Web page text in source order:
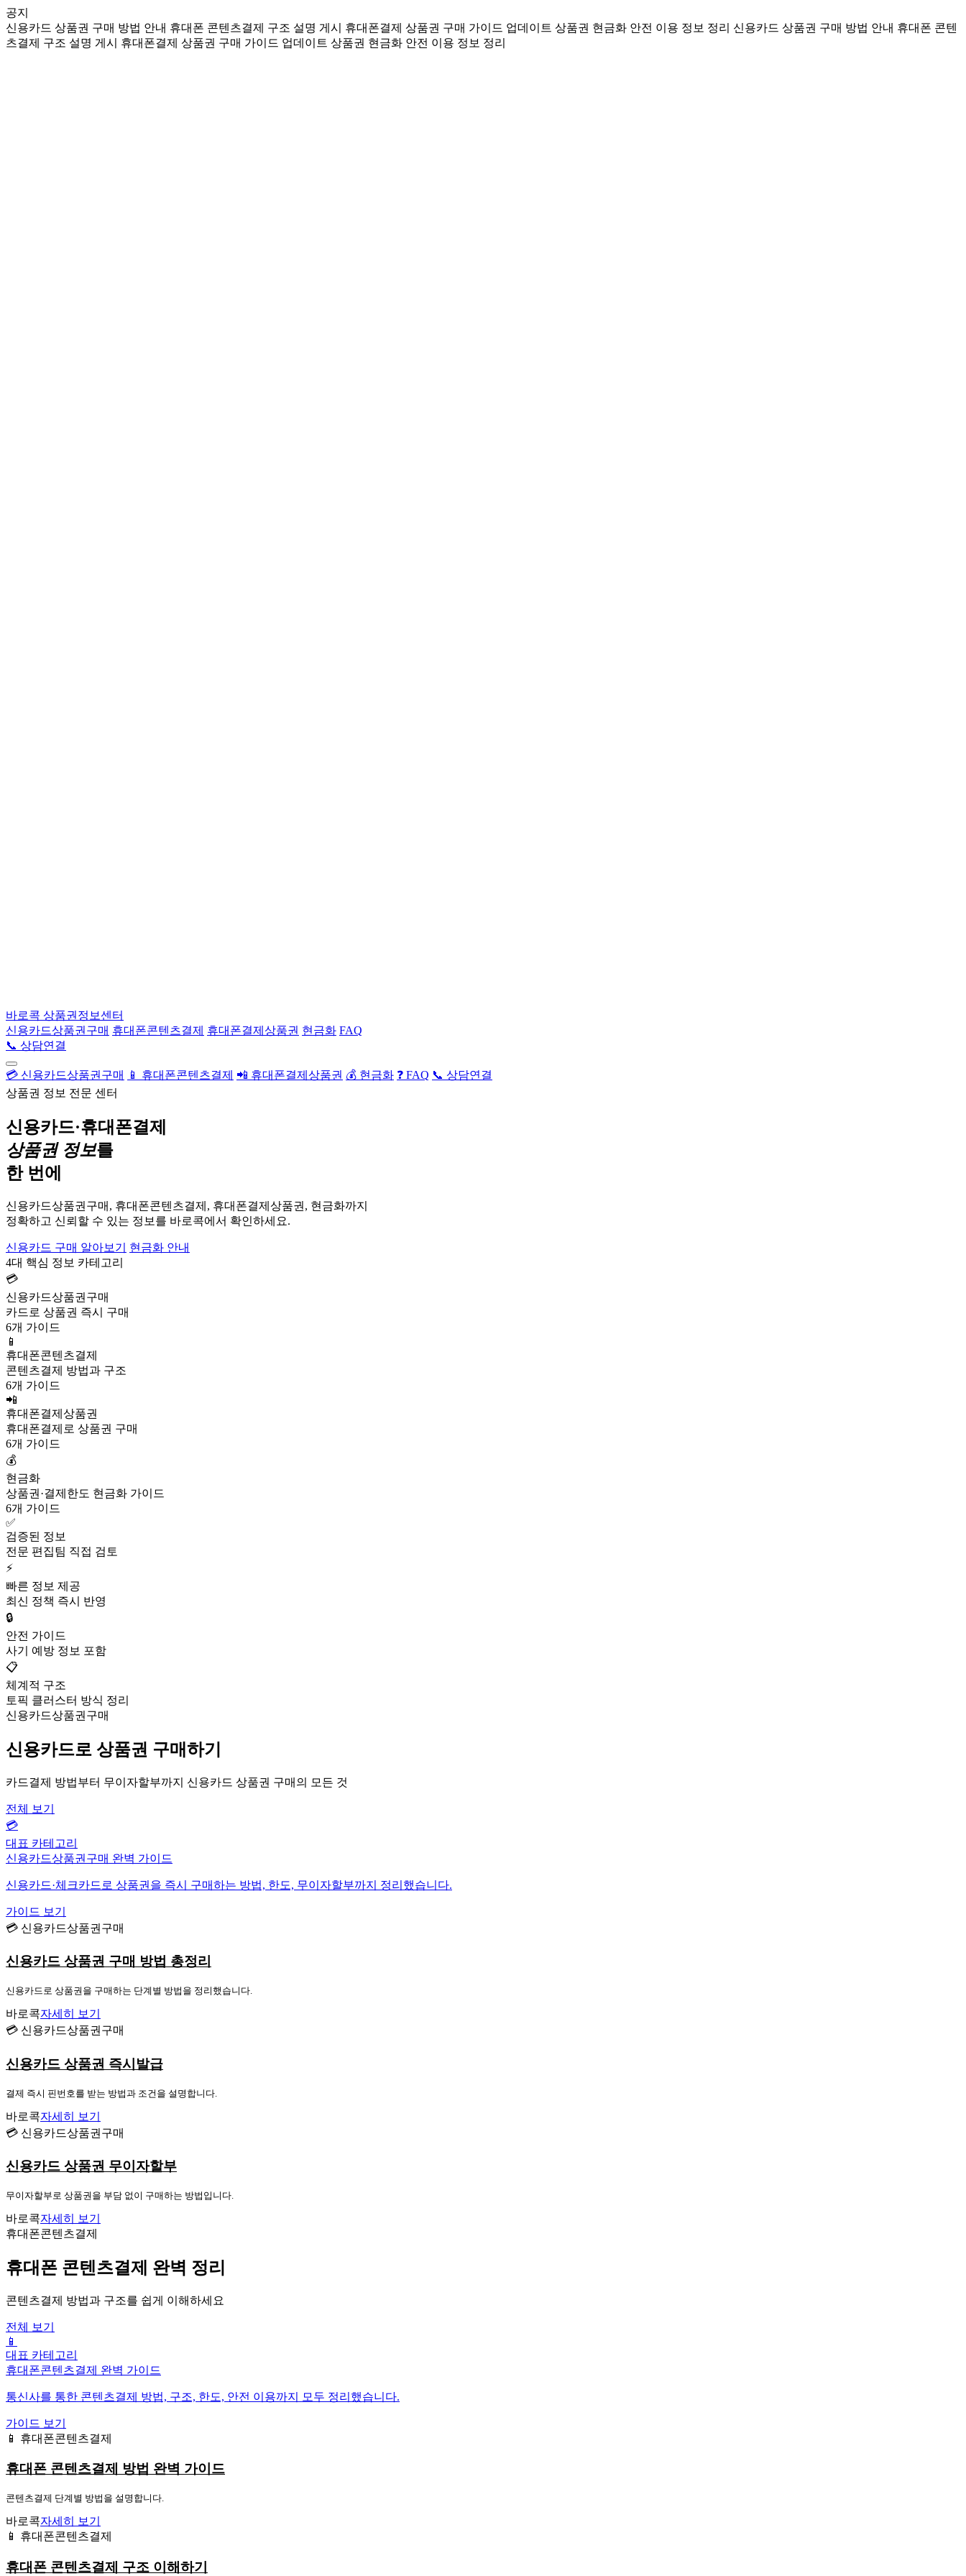
공지
신용카드 상품권 구매 방법 안내 휴대폰 콘텐츠결제 구조 설명 게시 휴대폰결제 상품권 구매 가이드 업데이트 상품권 현금화 안전 이용 정보 정리 신용카드 상품권 구매 방법 안내 휴대폰 콘텐
츠결제 구조 설명 게시
휴대폰결제 상품권 구매 가이드 업데이트 상품권 현금화 안전 이용 정보 정리
바로콕 상품권정보센터
신용카드상품권구매 휴대폰콘텐츠결제 휴대폰결제상품권 현금화 FAQ
📞 상담연결
💳 신용카드상품권구매 📱 휴대폰콘텐츠결제 📲 휴대폰결제상품권 💰 현금화 ❓ FAQ 📞 상담연결
상품권 정보 전문 센터
신용카드·휴대폰결제
상품권 정보를
한 번에
신용카드상품권구매, 휴대폰콘텐츠결제, 휴대폰결제상품권, 현금화까지
정확하고 신뢰할 수 있는 정보를 바로콕에서 확인하세요.
신용카드 구매 알아보기
현금화 안내
4대 핵심 정보 카테고리
💳
신용카드상품권구매
카드로 상품권 즉시 구매
6개 가이드
📱
휴대폰콘텐츠결제
콘텐츠결제 방법과 구조
6개 가이드
📲
휴대폰결제상품권
휴대폰결제로 상품권 구매
6개 가이드
💰
현금화
상품권·결제한도 현금화 가이드
6개 가이드
✅
검증된 정보
전문 편집팀 직접 검토
⚡
빠른 정보 제공
최신 정책 즉시 반영
🔒
안전 가이드
사기 예방 정보 포함
📋
체계적 구조
토픽 클러스터 방식 정리
신용카드상품권구매
신용카드로 상품권 구매하기
카드결제 방법부터 무이자할부까지 신용카드 상품권 구매의 모든 것
전체 보기
💳
대표 카테고리
신용카드상품권구매 완벽 가이드
신용카드·체크카드로 상품권을 즉시 구매하는 방법, 한도, 무이자할부까지 정리했습니다.
가이드 보기
💳 신용카드상품권구매
신용카드 상품권 구매 방법 총정리
신용카드로 상품권을 구매하는 단계별 방법을 정리했습니다.
바로콕자세히 보기
💳 신용카드상품권구매
신용카드 상품권 즉시발급
결제 즉시 핀번호를 받는 방법과 조건을 설명합니다.
바로콕자세히 보기
💳 신용카드상품권구매
신용카드 상품권 무이자할부
무이자할부로 상품권을 부담 없이 구매하는 방법입니다.
바로콕자세히 보기
휴대폰콘텐츠결제
휴대폰 콘텐츠결제 완벽 정리
콘텐츠결제 방법과 구조를 쉽게 이해하세요
전체 보기
📱
대표 카테고리
휴대폰콘텐츠결제 완벽 가이드
통신사를 통한 콘텐츠결제 방법, 구조, 한도, 안전 이용까지 모두 정리했습니다.
가이드 보기
📱 휴대폰콘텐츠결제
휴대폰 콘텐츠결제 방법 완벽 가이드
콘텐츠결제 단계별 방법을 설명합니다.
바로콕자세히 보기
📱 휴대폰콘텐츠결제
휴대폰 콘텐츠결제 구조 이해하기